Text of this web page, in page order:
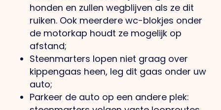
honden en zullen wegblijven als ze dit
ruiken. Ook meerdere wc-blokjes onder
de motorkap houdt ze mogelijk op
afstand;
Steenmarters lopen niet graag over
kippengaas heen, leg dit gaas onder uw
auto;
Parkeer de auto op een andere plek: